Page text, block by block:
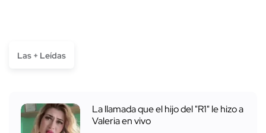
Las + Leídas
La llamada que el hijo del "R1" le hizo a
Valeria en vivo